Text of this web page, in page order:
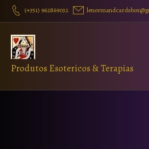
(+351) 962869032
Produtos Esotericos & Terapias